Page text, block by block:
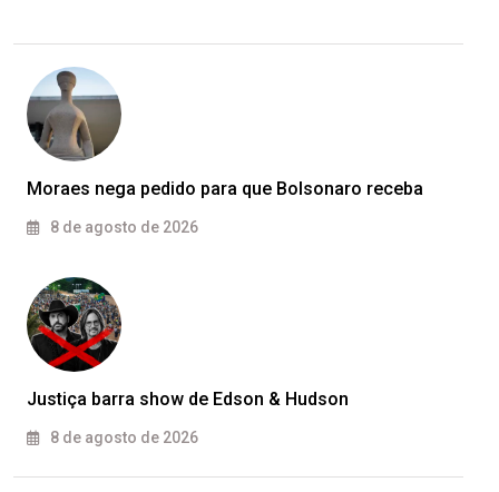
Moraes nega pedido para que Bolsonaro receba
8 de agosto de 2026
Justiça barra show de Edson & Hudson
8 de agosto de 2026